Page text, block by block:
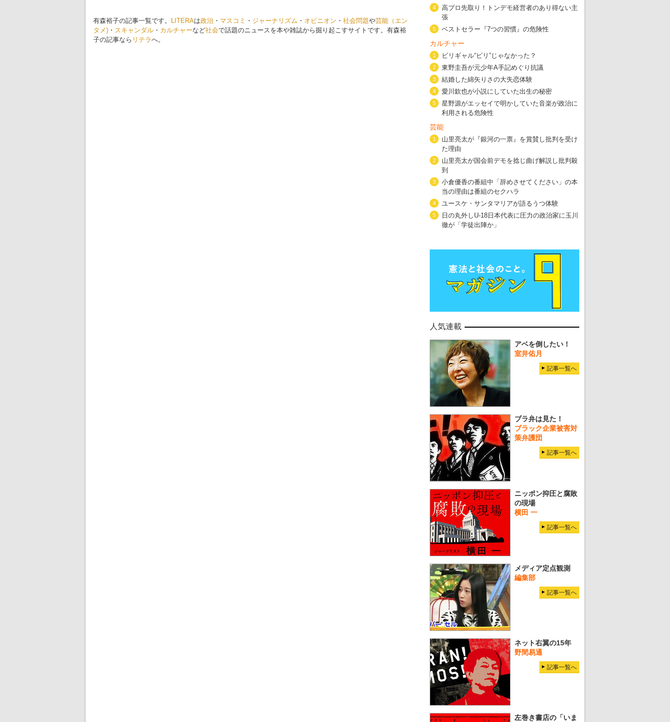
有森裕子の記事一覧です。 LITERAは政治 ・ マスコミ ・ ジャーナリズム ・ オピニオン ・ 社会問題や芸能（エン
タメ) ・ スキャンダル ・ カルチャーなど社会で話題のニュースを本や雑誌から掘り起こすサイトです。有森裕
子の記事なら リテラへ。
4
高プロ先取り！トンデモ経営者のあり得ない主
張
5 ベストセラー『7つの習慣』の危険性
カルチャー
1 ビリギャル“ビリ”じゃなかった？
2 東野圭吾が元少年A手記めぐり抗議
3 結婚した綿矢りさの大失恋体験
4 愛川欽也が小説にしていた出生の秘密
5
星野源がエッセイで明かしていた音楽が政治に
利用される危険性
芸能
1
山里亮太が『銀河の一票』を賞賛し批判を受け
た理由
2
山里亮太が国会前デモを捻じ曲げ解説し批判殺
到
3
小倉優香の番組中「辞めさせてください」の本
当の理由は番組のセクハラ
4 ユースケ・サンタマリアが語るうつ体験
5
日の丸外しU-18日本代表に圧力の政治家に玉川
徹が「学徒出陣か」
人気連載
アベを倒したい！
室井佑月
記事一覧へ
ブラ弁は見た！
ブラック企業被害対
策弁護団
記事一覧へ
ニッポン抑圧と腐敗
の現場
横田 一
記事一覧へ
メディア定点観測
編集部
記事一覧へ
ネット右翼の15年
野間易通
記事一覧へ
左巻き書店の「いま